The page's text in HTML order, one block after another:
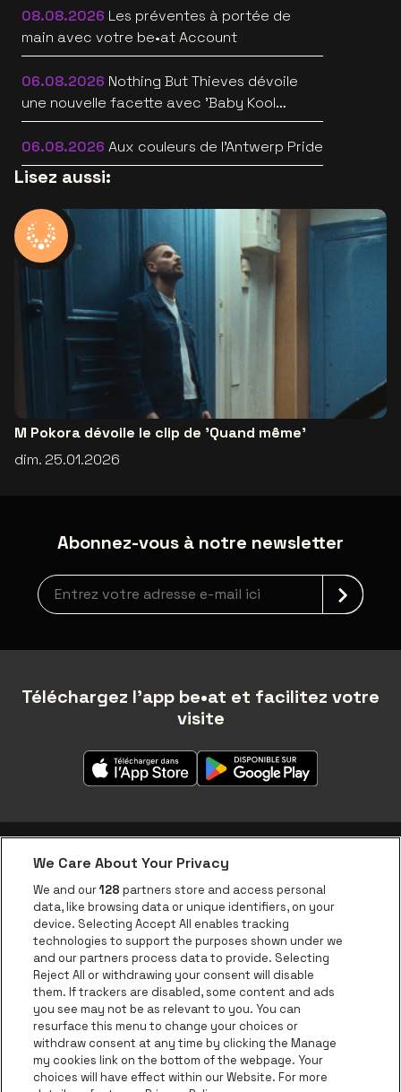
08.08.2026 Les préventes à portée de
main avec votre be•at Account
06.08.2026 Nothing But Thieves dévoile
une nouvelle facette avec 'Baby Kool
(Evelyn)' [video]
06.08.2026 Aux couleurs de l'Antwerp Pride
Lisez aussi:
M Pokora dévoile le clip de 'Quand même'
dim. 25.01.2026
Abonnez-vous à notre newsletter
Inscription à la newsletter
Téléchargez l'app be•at et facilitez votre
visite
Application be•at
be•at Corporate
be•at Business
Groupes
Helpcenter
Contact
Instagram
Facebook
Threads
TiktokYoutube
Be•at Tickets fait partie de be•at
We Care About Your Privacy
We and our128 partners store and access personal
data, like browsing data or unique identifiers, on your
device. Selecting Accept All enables tracking
technologies to support the purposes shown under we
and our partners process data to provide. Selecting
Reject All or withdrawing your consent will disable
them. If trackers are disabled, some content and ads
you see may not be as relevant to you. You can
resurface this menu to change your choices or
withdraw consent at any time by clicking the Manage
my cookies link on the bottom of the webpage. Your
choices will have effect within our Website. For more